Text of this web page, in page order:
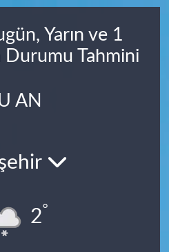
Yarın ve 1
Durumu Tahmini
AN
2°
Haritası
ve Fikstür